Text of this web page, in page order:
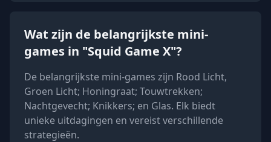
Wat zijn de belangrijkste mini-
games in "Squid Game X"?
De belangrijkste mini-games zijn Rood Licht,
Groen Licht; Honingraat; Touwtrekken;
Nachtgevecht; Knikkers; en Glas. Elk biedt
unieke uitdagingen en vereist verschillende
strategieën.